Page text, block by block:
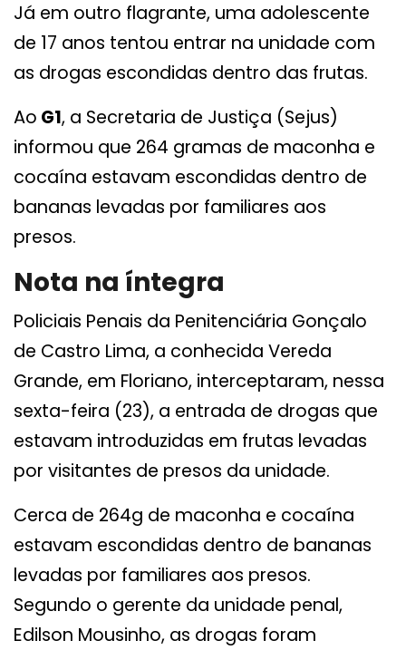
Já em outro flagrante, uma adolescente
de 17 anos tentou entrar na unidade com
as drogas escondidas dentro das frutas.
Ao G1, a Secretaria de Justiça (Sejus)
informou que 264 gramas de maconha e
cocaína estavam escondidas dentro de
bananas levadas por familiares aos
presos.
Nota na íntegra
Policiais Penais da Penitenciária Gonçalo
de Castro Lima, a conhecida Vereda
Grande, em Floriano, interceptaram, nessa
sexta-feira (23), a entrada de drogas que
estavam introduzidas em frutas levadas
por visitantes de presos da unidade.
Cerca de 264g de maconha e cocaína
estavam escondidas dentro de bananas
levadas por familiares aos presos.
Segundo o gerente da unidade penal,
Edilson Mousinho, as drogas foram